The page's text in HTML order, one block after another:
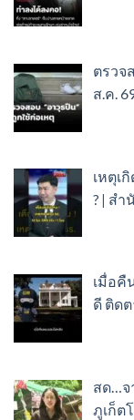
ตรวจ
ส.ค.
เหตุเ
? | ส
เมื่อคื
ดี ติด
สด…จ
ภูเก็ต